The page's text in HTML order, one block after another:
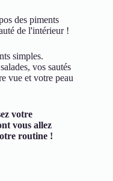
des piments
de l'intérieur !
simples.
vos sautés
vue et votre peau
votre
vous allez
routine !